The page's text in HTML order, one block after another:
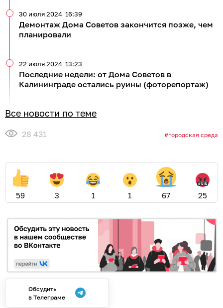
Демонтаж Дома Советов закончится позже, чем
планировали
30 июля 2024 16:39
Последние недели: от Дома Советов в
Калининграде остались руины (фоторепортаж)
22 июля 2024 13:23
Все новости по теме
28 431 городская среда
59 3 1 1 67 25
Обсудить
в Телеграме